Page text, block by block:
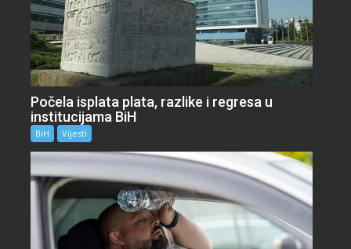
Počela isplata plata, razlike i regresa u
institucijama BiH
BiH Vijesti